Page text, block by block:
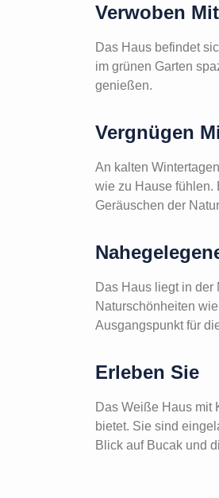
Verwoben
Das Haus befindet
im grünen Garten
genießen.
Vergnügen
An kalten
wie zu Hause fühlen.
Geräuschen der
Das Haus liegt in der
Naturschönheiten
Ausgangspunkt für
Erleben Sie
Das Weiße Haus mit
bietet. Sie sind
Blick auf Bucak und